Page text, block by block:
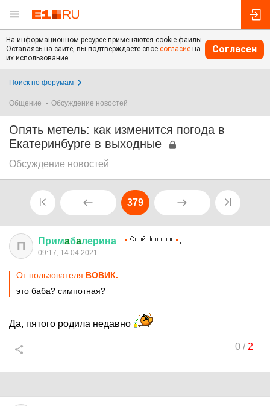
На информационном ресурсе применяются cookie-файлы.
Оставаясь на сайте, вы подтверждаете свое согласие на
их использование.
Согласен
Поиск по форумам
Общение Обсуждение новостей
Опять метель: как изменится погода в
Екатеринбурге в выходные
Обсуждение новостей
379
П Примaбaлерина
09:17, 14.04.2021
От пользователя ВОВИК.
это баба? симпотная?
Да, пятого родила недавно
0/ 2